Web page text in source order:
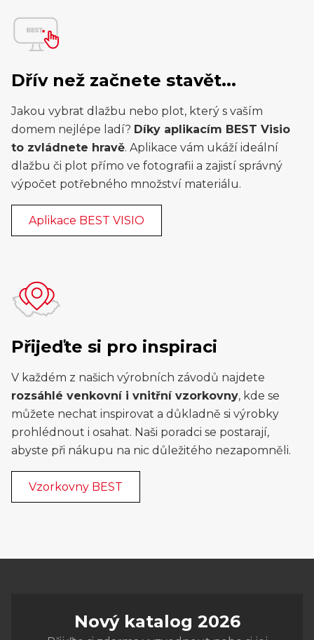
Dřív než začnete stavět...
Jakou vybrat dlažbu nebo plot, který s vaším
domem nejlépe ladí? Díky aplikacím BEST Visio
to zvládnete hravě. Aplikace vám ukáží ideální
dlažbu či plot přímo ve fotografii a zajistí správný
výpočet potřebného množství materiálu.
Aplikace BEST VISIO
Přijeďte si pro inspiraci
V každém z našich výrobních závodů najdete
rozsáhlé venkovní i vnitřní vzorkovny, kde se
můžete nechat inspirovat a důkladně si výrobky
prohlédnout i osahat. Naši poradci se postarají,
abyste při nákupu na nic důležitého nezapomněli.
Vzorkovny BEST
Nový katalog 2026